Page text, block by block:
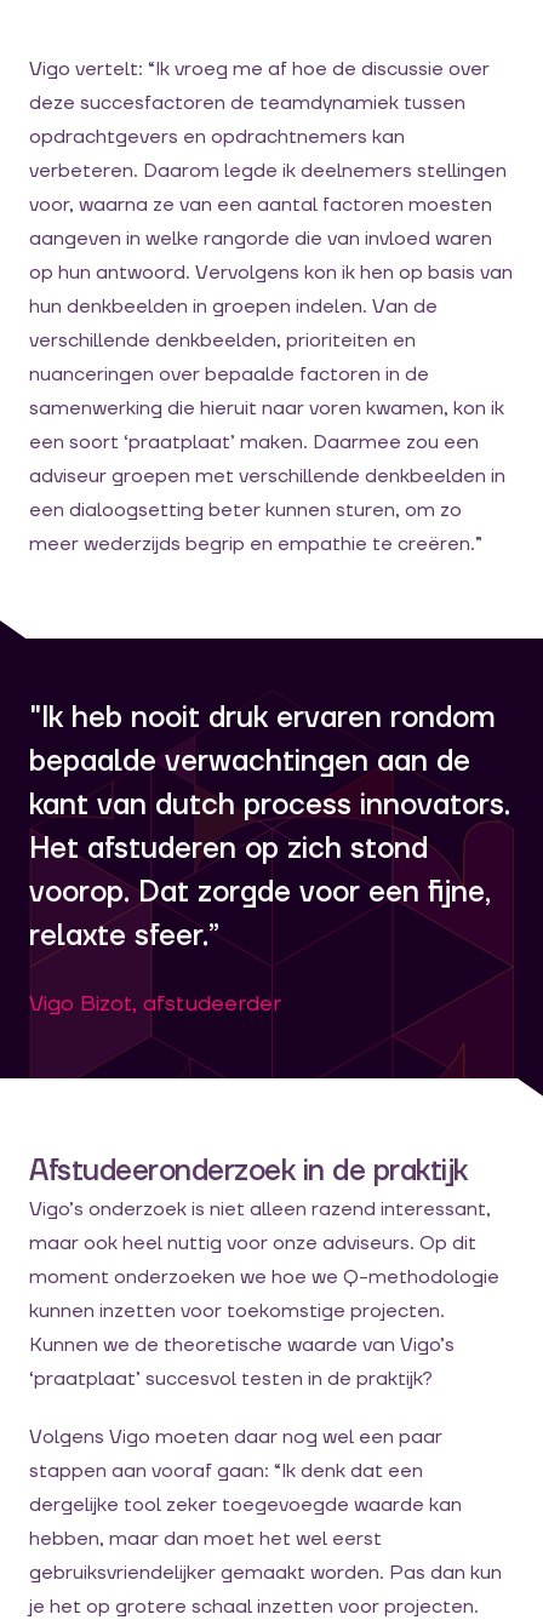
Vigo vertelt: “Ik vroeg me af hoe de discussie over
deze succesfactoren de teamdynamiek tussen
opdrachtgevers en opdrachtnemers kan
verbeteren. Daarom legde ik deelnemers stellingen
voor, waarna ze van een aantal factoren moesten
aangeven in welke rangorde die van invloed waren
op hun antwoord. Vervolgens kon ik hen op basis van
hun denkbeelden in groepen indelen. Van de
verschillende denkbeelden, prioriteiten en
nuanceringen over bepaalde factoren in de
samenwerking die hieruit naar voren kwamen, kon ik
een soort ‘praatplaat’ maken. Daarmee zou een
adviseur groepen met verschillende denkbeelden in
een dialoogsetting beter kunnen sturen, om zo
meer wederzijds begrip en empathie te creëren.”
"Ik heb nooit druk ervaren rondom
bepaalde verwachtingen aan de
kant van dutch process innovators.
Het afstuderen op zich stond
voorop. Dat zorgde voor een fijne,
relaxte sfeer.”
Vigo Bizot, afstudeerder
Afstudeeronderzoek in de praktijk
Vigo’s onderzoek is niet alleen razend interessant,
maar ook heel nuttig voor onze adviseurs. Op dit
moment onderzoeken we hoe we Q-methodologie
kunnen inzetten voor toekomstige projecten.
Kunnen we de theoretische waarde van Vigo’s
‘praatplaat’ succesvol testen in de praktijk?
Volgens Vigo moeten daar nog wel een paar
stappen aan vooraf gaan: “Ik denk dat een
dergelijke tool zeker toegevoegde waarde kan
hebben, maar dan moet het wel eerst
gebruiksvriendelijker gemaakt worden. Pas dan kun
je het op grotere schaal inzetten voor projecten.